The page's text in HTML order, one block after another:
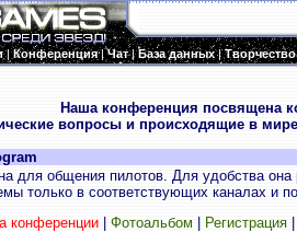
|Конференция|Чат|База данных|Творчество
Наша конференция посвящена
вопросы и происходящие в
для общения пилотов. Для удобства
только в соответствующих каналах и
конференции| Фотоальбом Регистрация